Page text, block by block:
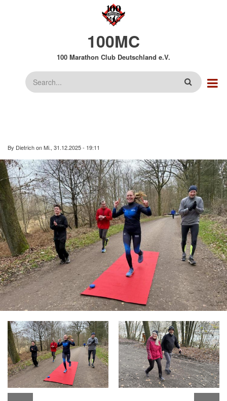
100MC
100 Marathon Club Deutschland e.V.
Suche
By DietrichonMi., 31.12.2025 - 19:11